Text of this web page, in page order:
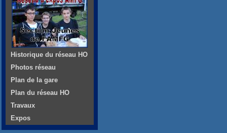
Historique du réseau HO
Photos réseau
Plan de la gare
Plan du réseau HO
Travaux
Expos